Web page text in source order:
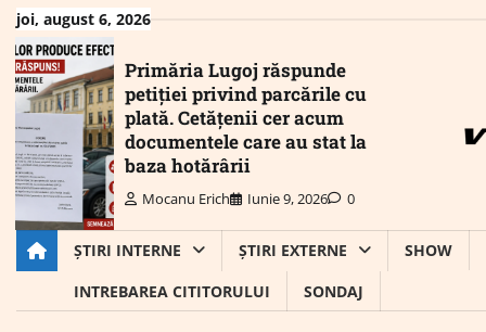
Skip
content
joi, august 6, 2026
Primăria Lugoj răspunde
petiției privind parcările cu
plată. Cetățenii cer acum
documentele care au stat la
baza hotărârii
Mocanu Erich Iunie 9, 2026 0
ȘTIRI INTERNE ȘTIRI EXTERNE
SHOW
INTREBAREA CITITORULUI
SONDAJ